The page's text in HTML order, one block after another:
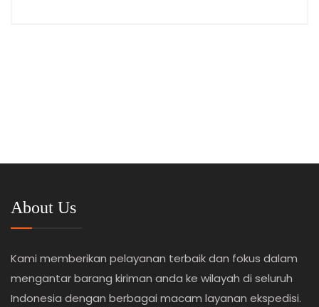
About Us
Kami memberikan pelayanan terbaik dan fokus dalam
mengantar barang kiriman anda ke wilayah di seluruh
Indonesia dengan berbagai macam layanan ekspedisi.